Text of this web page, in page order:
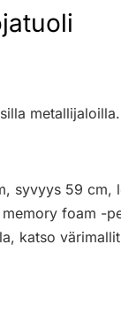
metallijaloilla.
syvyys 59 cm,
foam -
katso